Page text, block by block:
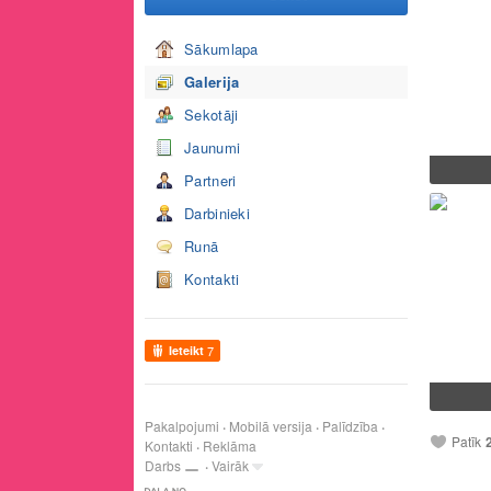
Sākumlapa
Galerija
Sekotāji
Jaunumi
Partneri
Darbinieki
Runā
Kontakti
Ieteikt 7
Pakalpojumi Mobilā versija
Palīdzība
Kontakti
Reklāma
Darbs
Vairāk
Patīk 2